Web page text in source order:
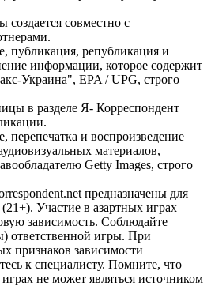
создается совместно с
публикация, републикация и
информации, которое содержит
Украина", EPA / UPG, строго
в разделе Я- Корреспондент
перепечатка и воспроизведение
материалов,
Getty Images, строго
предназначены для
Участие в азартных играх
зависимость. Соблюдайте
ответственной игры. При
признаков зависимости
к специалисту. Помните, что
не может являться источником